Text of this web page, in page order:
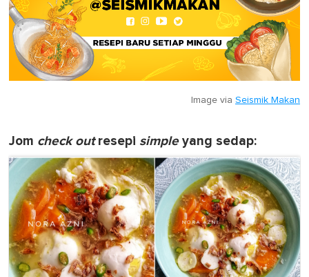
Image via Seismik Makan
Jom check outresepi simpleyang sedap: